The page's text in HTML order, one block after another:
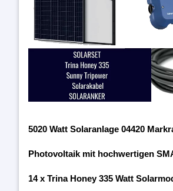
5020 Watt Solaranlage 04420
Photovoltaik mit hochwertigen
14 x Trina Honey 335 Watt